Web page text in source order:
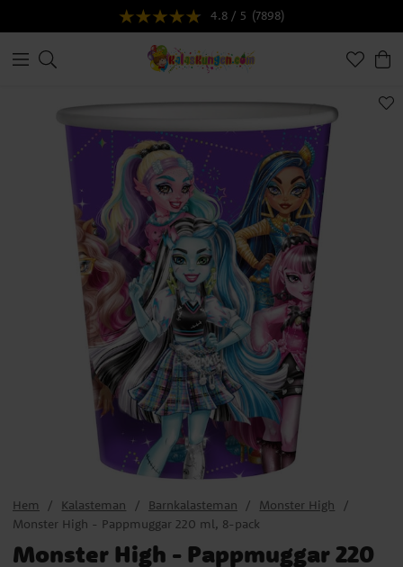
4.8 / 5 (7898)
Hem Kalasteman Barnkalasteman
Monster High
Monster High - Pappmuggar 220 ml, 8-pack
Monster High - Pappmuggar 220